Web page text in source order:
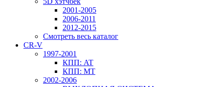
2001-2005
2006-2011
2012-2015
Смотреть весь каталог
CR-V
1997-2001
КПП: AT
КПП: MT
2002-2006